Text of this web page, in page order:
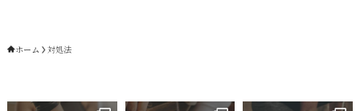
ホーム 対処法